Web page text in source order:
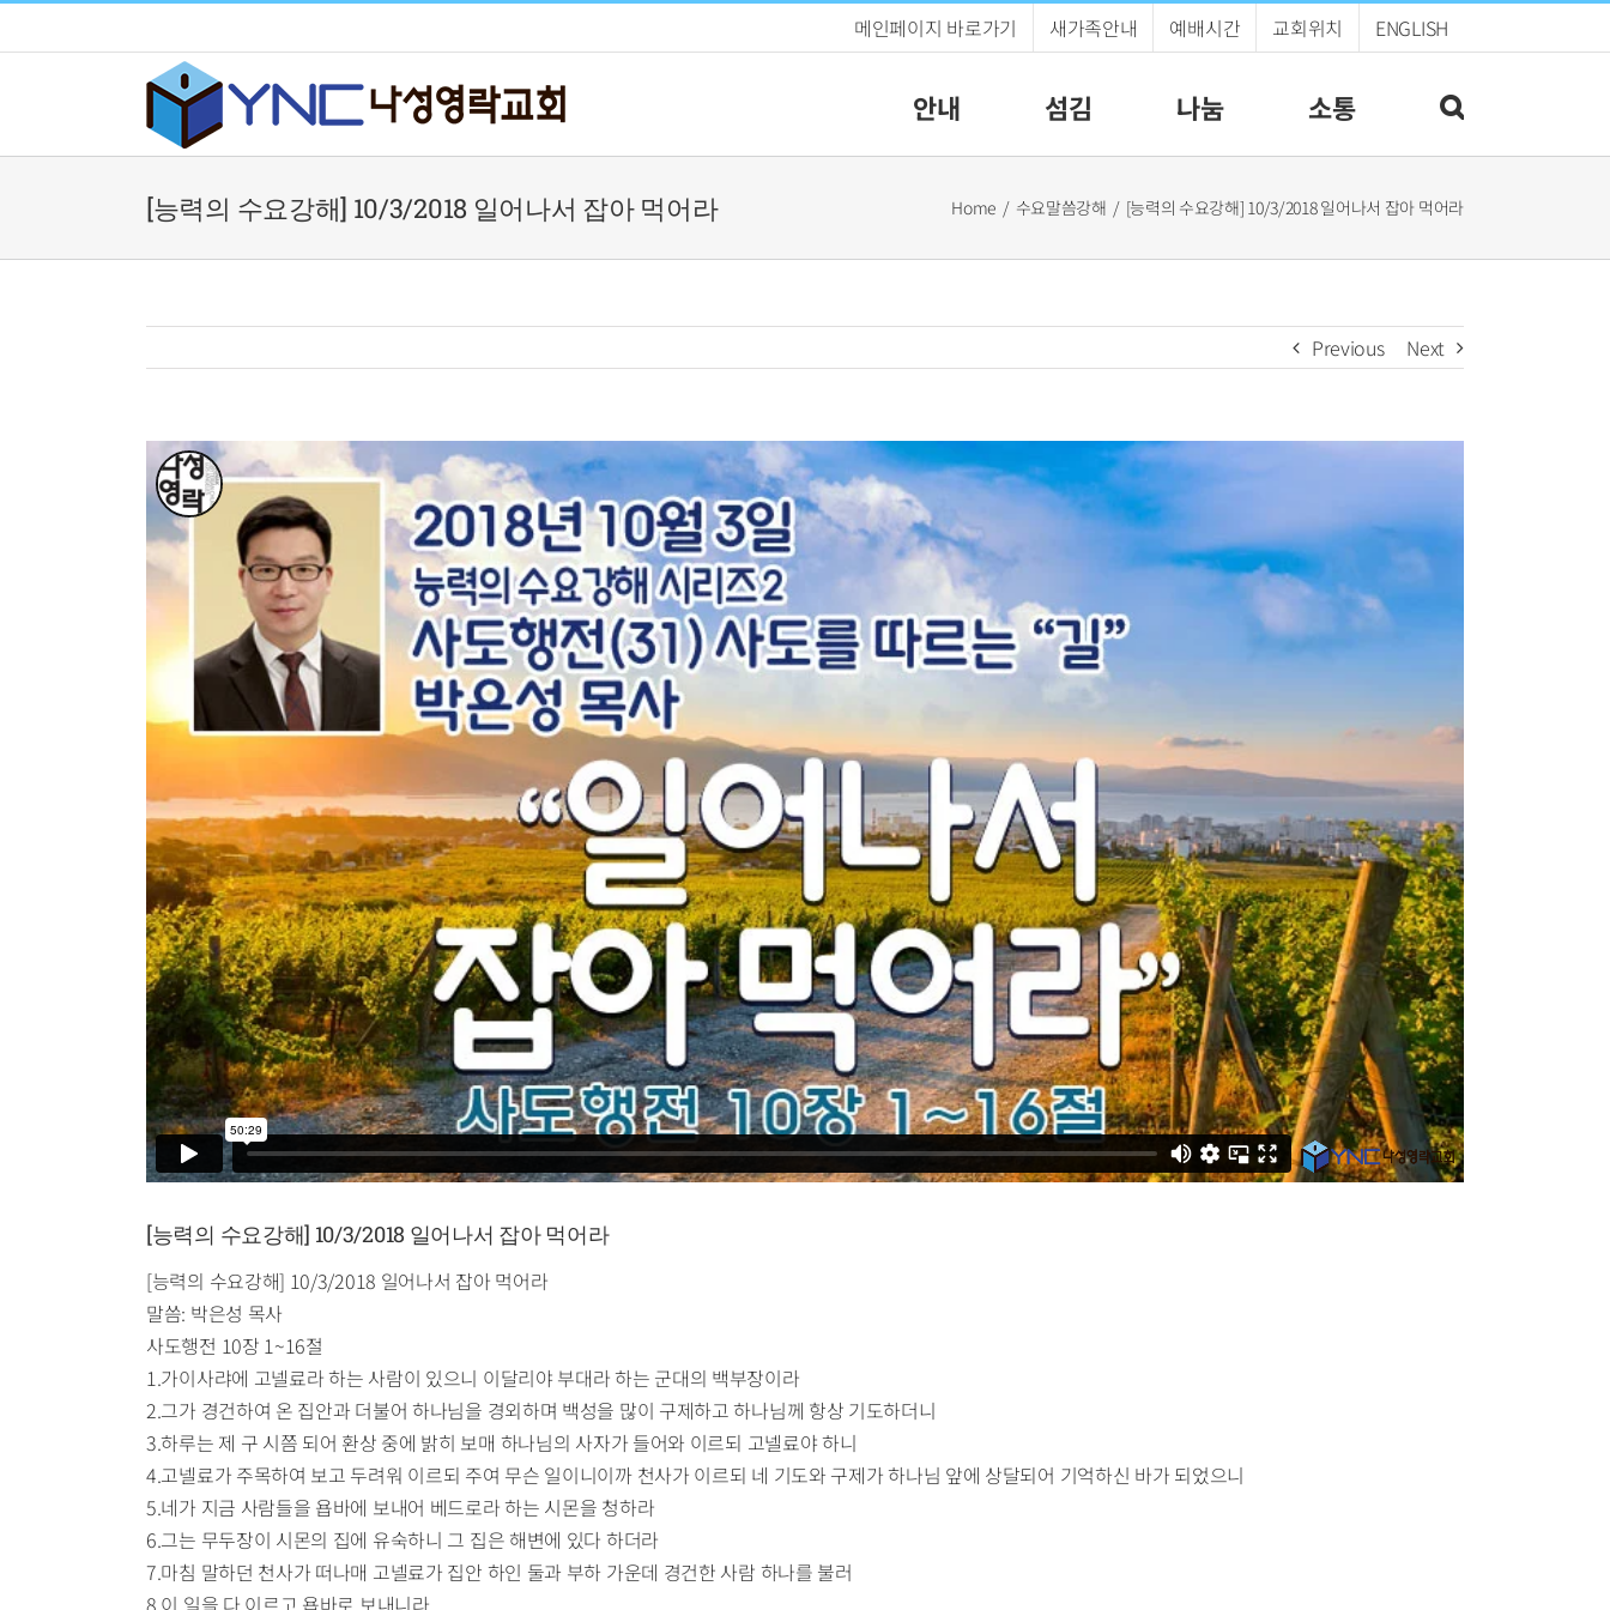
to
메인페이지 바로가기 새가족안내 예배시간 교회위치 ENGLISH
안내 섬김 나눔 소통
[능력의 수요강해] 10/3/2018 일어나서 잡아 먹어라 Home 수요말씀강해 [능력의 수요강해] 10/3/2018 일어나서 잡아 먹어라
Previous Next
[능력의 수요강해] 10/3/2018 일어나서 잡아 먹어라
[능력의 수요강해] 10/3/2018 일어나서 잡아 먹어라
말씀: 박은성 목사
사도행전 10장 1~16절
1.가이사랴에 고넬료라 하는 사람이 있으니 이달리야 부대라 하는 군대의 백부장이라
2.그가 경건하여 온 집안과 더불어 하나님을 경외하며 백성을 많이 구제하고 하나님께 항상 기도하더니
3.하루는 제 구 시쯤 되어 환상 중에 밝히 보매 하나님의 사자가 들어와 이르되 고넬료야 하니
4.고넬료가 주목하여 보고 두려워 이르되 주여 무슨 일이니이까 천사가 이르되 네 기도와 구제가 하나님 앞에 상달되어 기억하신 바가 되었으니
5.네가 지금 사람들을 욥바에 보내어 베드로라 하는 시몬을 청하라
6.그는 무두장이 시몬의 집에 유숙하니 그 집은 해변에 있다 하더라
7.마침 말하던 천사가 떠나매 고넬료가 집안 하인 둘과 부하 가운데 경건한 사람 하나를 불러